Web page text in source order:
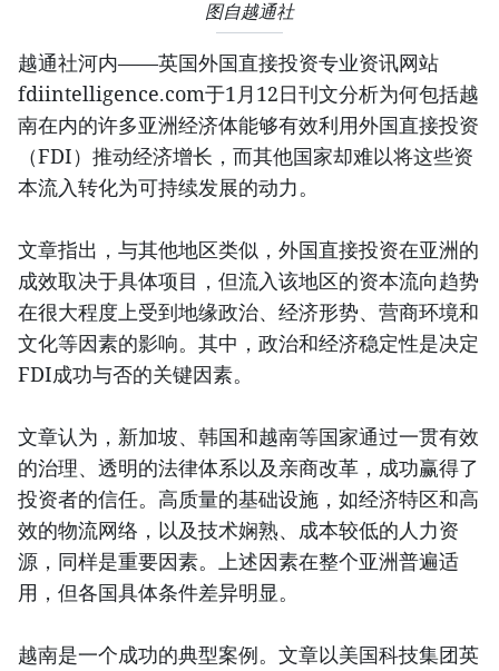
图自越通社
越通社河内——英国外国直接投资专业资讯网站
fdiintelligence.com于1月12日刊文分析为何包括越
南在内的许多亚洲经济体能够有效利用外国直接投资
（FDI）推动经济增长，而其他国家却难以将这些资
本流入转化为可持续发展的动力。
文章指出，与其他地区类似，外国直接投资在亚洲的
成效取决于具体项目，但流入该地区的资本流向趋势
在很大程度上受到地缘政治、经济形势、营商环境和
文化等因素的影响。其中，政治和经济稳定性是决定
FDI成功与否的关键因素。
文章认为，新加坡、韩国和越南等国家通过一贯有效
的治理、透明的法律体系以及亲商改革，成功赢得了
投资者的信任。高质量的基础设施，如经济特区和高
效的物流网络，以及技术娴熟、成本较低的人力资
源，同样是重要因素。上述因素在整个亚洲普遍适
用，但各国具体条件差异明显。
越南是一个成功的典型案例。文章以美国科技集团英